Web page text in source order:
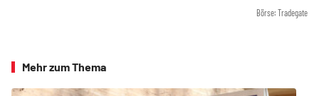
Börse: Tradegate
Mehr zum Thema